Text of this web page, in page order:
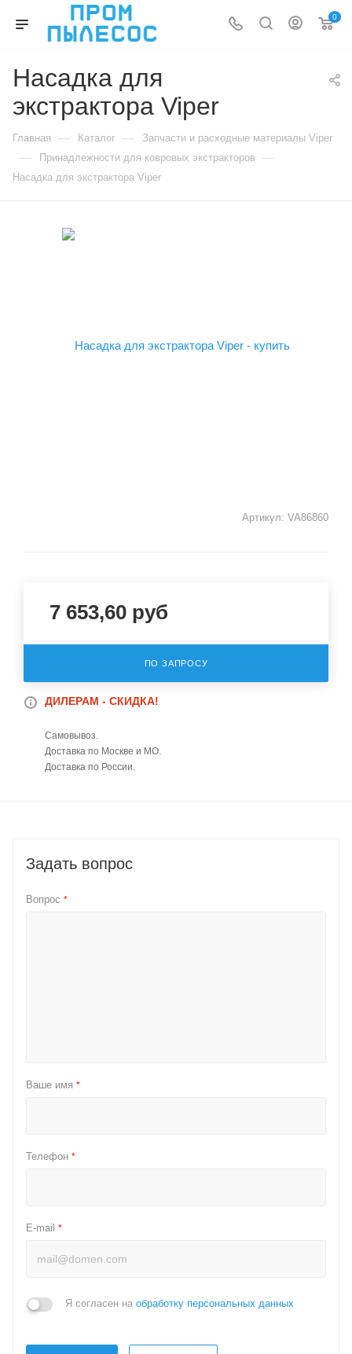
0
Насадка для
экстрактора Viper
Главная — Каталог — Запчасти и расходные материалы Viper
— Принадлежности для ковровых экстракторов —
Насадка для экстрактора Viper
Артикул: VA86860
7 653,60 руб
ПО ЗАПРОСУ
ДИЛЕРАМ - СКИДКА!
Самовывоз.
Доставка по Москве и МО.
Доставка по России.
Задать вопрос
Вопрос *
Ваше имя *
Телефон *
E-mail *
Я согласен на обработку персональных данных